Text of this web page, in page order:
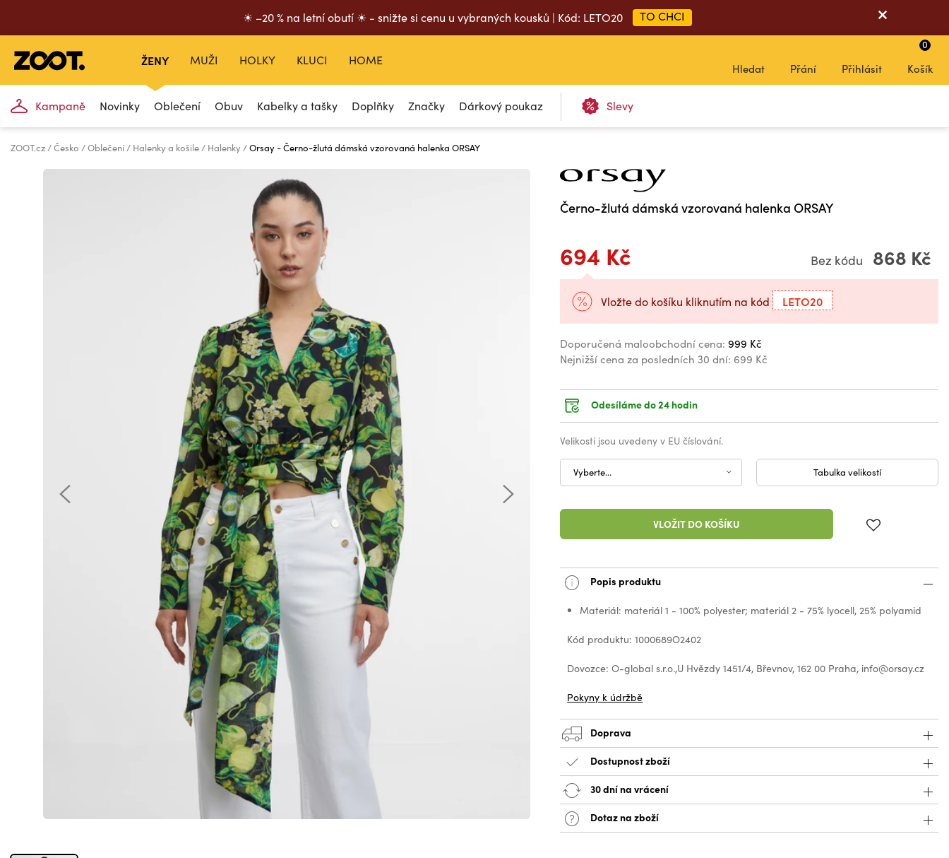
☀ –20 % na letní obutí ☀ - snižte si cenu u vybraných kousků | Kód: LETO20 TO CHCI
ŽENY
Kampaně Novinky Oblečení Obuv Kabelky a tašky Doplňky Značky Dárkový poukaz Slevy
MUŽI HOLKY KLUCI HOME
Hledat Přání Přihlásit Košík
0
ZOOT.cz Česko Oblečení Halenky a košile Halenky Orsay - Černo-žlutá dámská vzorovaná halenka ORSAY
Černo-žlutá dámská vzorovaná halenka ORSAY
694 Kč Bez kódu 868 Kč
Vložte do košíku kliknutím na kód LETO20
Doporučená maloobchodní cena: 999 Kč
Nejnižší cena za posledních 30 dní: 699 Kč
Odesíláme do 24 hodin
Velikosti jsou uvedeny v EU číslování.
Vyberte... Tabulka velikostí
VLOŽIT DO KOŠÍKU
Popis produktu
Materiál: materiál 1 - 100% polyester; materiál 2 - 75% lyocell, 25% polyamid
Kód produktu: 1000689O2402
Dovozce: O-global s.r.o.,U Hvězdy 1451/4, Břevnov, 162 00 Praha, info@orsay.cz
Pokyny k údržbě
Doprava
Dostupnost zboží
30 dní na vrácení
Dotaz na zboží